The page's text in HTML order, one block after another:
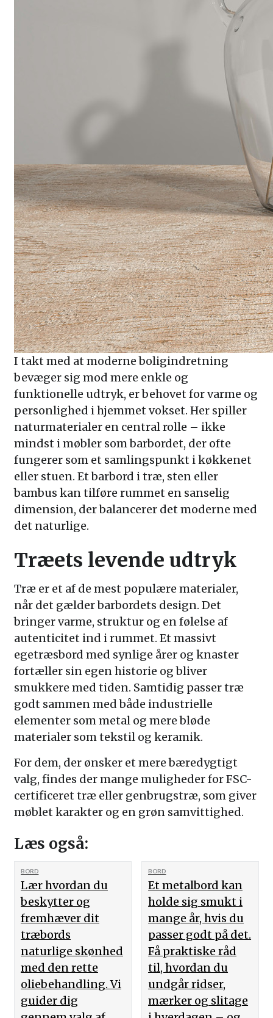
I takt med at moderne boligindretning
bevæger sig mod mere enkle og
funktionelle udtryk, er behovet for varme og
personlighed i hjemmet vokset. Her spiller
naturmaterialer en central rolle – ikke
mindst i møbler som barbordet, der ofte
fungerer som et samlingspunkt i køkkenet
eller stuen. Et barbord i træ, sten eller
bambus kan tilføre rummet en sanselig
dimension, der balancerer det moderne med
det naturlige.
Træets levende udtryk
Træ er et af de mest populære materialer,
når det gælder barbordets design. Det
bringer varme, struktur og en følelse af
autenticitet ind i rummet. Et massivt
egetræsbord med synlige årer og knaster
fortæller sin egen historie og bliver
smukkere med tiden. Samtidig passer træ
godt sammen med både industrielle
elementer som metal og mere bløde
materialer som tekstil og keramik.
For dem, der ønsker et mere bæredygtigt
valg, findes der mange muligheder for FSC-
certificeret træ eller genbrugstræ, som giver
møblet karakter og en grøn samvittighed.
Læs også:
BORD
Lær hvordan du
beskytter og
fremhæver dit
træbords
naturlige skønhed
med den rette
oliebehandling. Vi
guider dig
BORD
Et metalbord kan
holde sig smukt i
mange år, hvis du
passer godt på det.
Få praktiske råd
til, hvordan du
undgår ridser,
mærker og slitage